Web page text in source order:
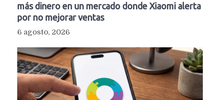
más dinero en un mercado donde Xiaomi alerta
por no mejorar ventas
6 agosto, 2026